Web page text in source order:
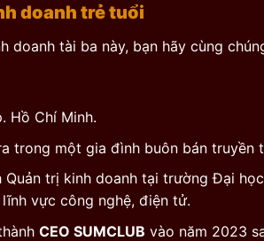
doanh trẻ tuổi
doanh tài ba này, bạn hãy cùng
Hồ Chí Minh.
trong một gia đình buôn bán
trị kinh doanh tại trường Đại
vực công nghệ, điện tử.
CEO SUMCLUB vào năm 2023